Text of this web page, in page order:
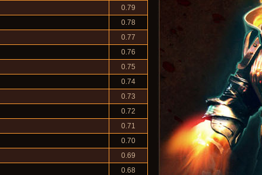
0.79
0.78
0.77
0.76
0.75
0.74
0.73
0.72
0.71
0.70
0.69
0.68